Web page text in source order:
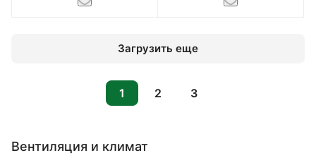
Загрузить еще
1 2 3
Вентиляция и климат